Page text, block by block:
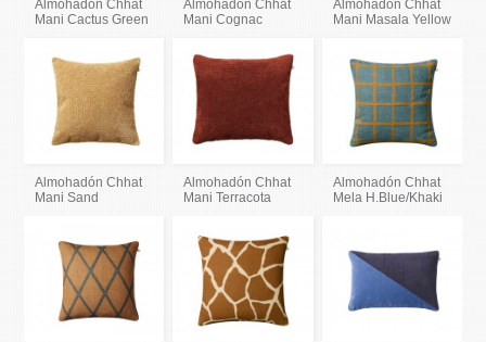
Almohadón Chhat
Mani Cactus Green
Almohadón Chhat
Mani Cognac
Almohadón Chhat
Mani Masala Yellow
Almohadón Chhat
Mani Sand
Almohadón Chhat
Mani Terracota
Almohadón Chhat
Mela H.Blue/Khaki